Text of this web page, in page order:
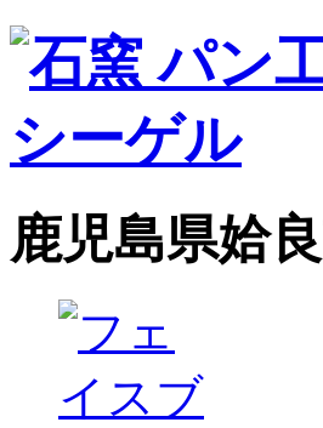
鹿児島県姶